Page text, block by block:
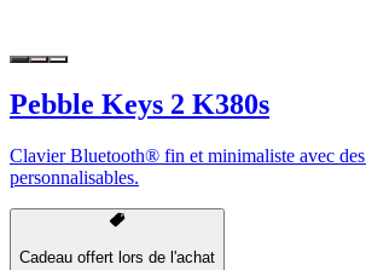
Pebble Keys 2 K380s
Clavier Bluetooth® fin et minimaliste avec
personnalisables.
Cadeau offert lors de l'achat